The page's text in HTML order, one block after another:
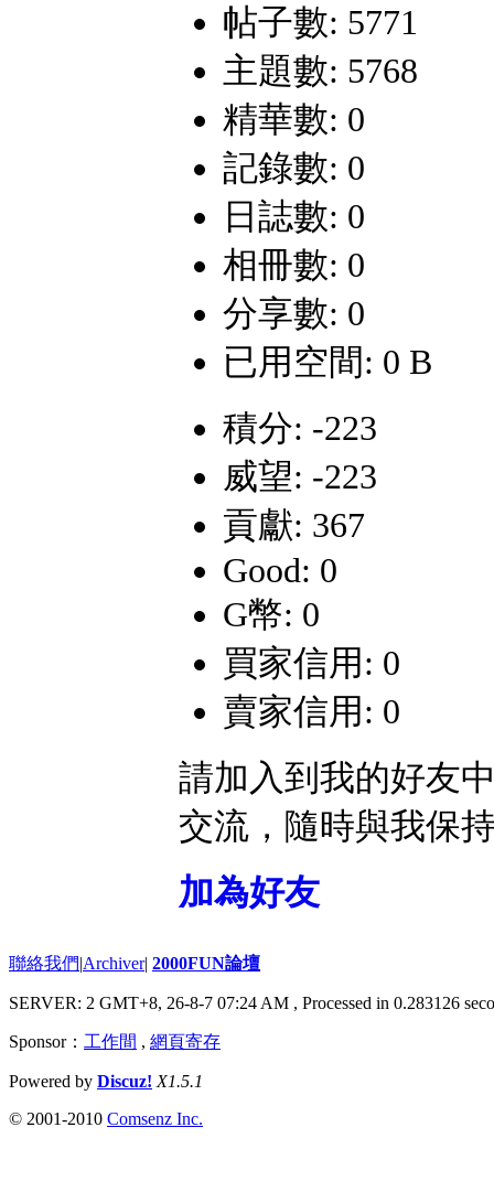
帖子數: 5771
主題數: 5768
精華數: 0
記錄數: 0
日誌數: 0
相冊數: 0
分享數: 0
已用空間: 0 B
積分: -223
威望: -223
貢獻: 367
Good: 0
G幣: 0
買家信用: 0
賣家信用: 0
請加入到我的好友
交流，隨時與我保
加為好友
聯絡我們|Archiver| 2000FUN論壇
SERVER: 2 GMT+8, 26-8-7 07:24 AM , Processed in 0.283126
Sponsor： 工作間 , 網頁寄存
Powered by Discuz! X1.5.1
© 2001-2010 Comsenz Inc.